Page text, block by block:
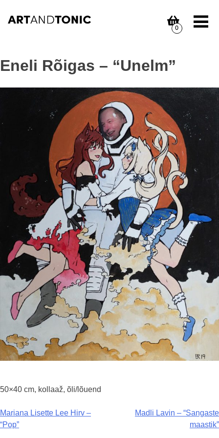
0
Eneli Rõigas – “Unelm”
50×40 cm, kollaaž, õli/lõuend
Navigeerimine
Mariana Lisette Lee Hirv –
“Pop”
Madli Lavin – “Sangaste
maastik”